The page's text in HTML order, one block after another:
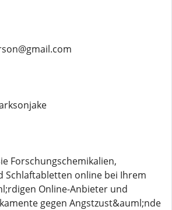
Forschungschemikalien,
Schlaftabletten online bei Ihrem
Online-Anbieter und
gegen Angstzust&auml;nde